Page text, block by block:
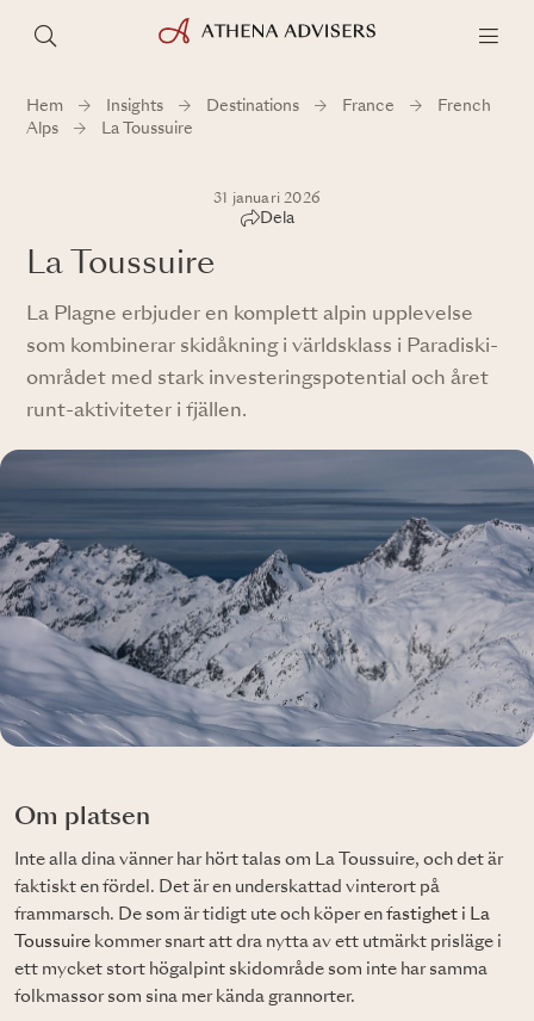
Hem Insights Destinations France
French
Alps
La Toussuire
31 januari 2026
Dela
La Toussuire
La Plagne erbjuder en komplett alpin upplevelse
som kombinerar skidåkning i världsklass i Paradiski-
området med stark investeringspotential och året
runt-aktiviteter i fjällen.
Om platsen
Inte alla dina vänner har hört talas om La Toussuire, och det är
faktiskt en fördel. Det är en underskattad vinterort på
frammarsch. De som är tidigt ute och köper en fastighet i La
Toussuire kommer snart att dra nytta av ett utmärkt prisläge i
ett mycket stort högalpint skidområde som inte har samma
folkmassor som sina mer kända grannorter.